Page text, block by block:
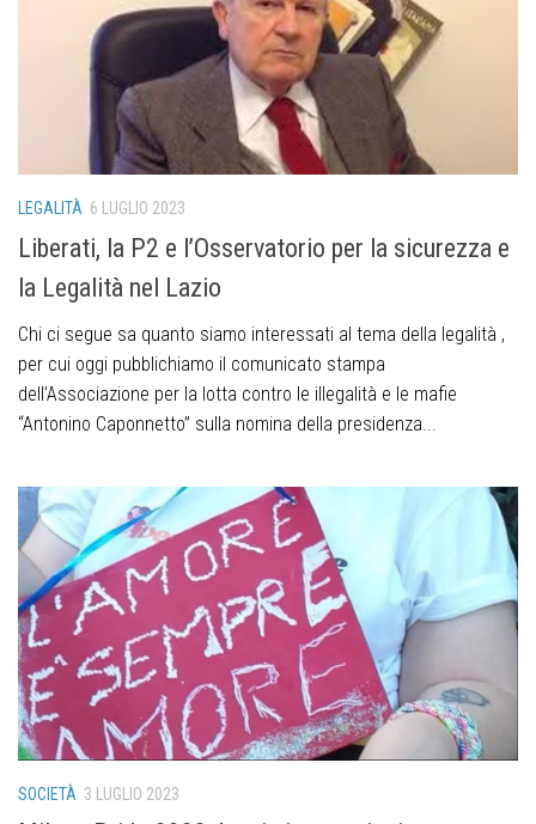
LEGALITÀ 6 LUGLIO 2023
Liberati, la P2 e l’Osservatorio per la sicurezza e
la Legalità nel Lazio
Chi ci segue sa quanto siamo interessati al tema della legalità ,
per cui oggi pubblichiamo il comunicato stampa
dell’Associazione per la lotta contro le illegalità e le mafie
“Antonino Caponnetto” sulla nomina della presidenza...
SOCIETÀ 3 LUGLIO 2023